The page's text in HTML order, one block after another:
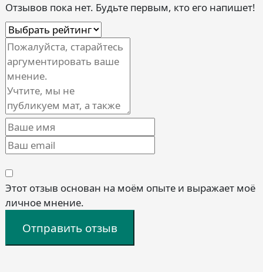
Отзывов пока нет. Будьте первым, кто его напишет!
Этот отзыв основан на моём опыте и выражает моё
личное мнение.
Отправить отзыв